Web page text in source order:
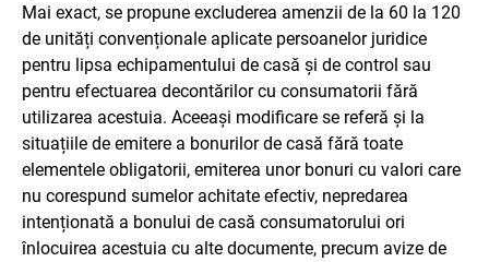
Mai exact, se propune excluderea amenzii de la 60 la 120
de unități convenționale aplicate persoanelor juridice
pentru lipsa echipamentului de casă și de control sau
pentru efectuarea decontărilor cu consumatorii fără
utilizarea acestuia. Aceeași modificare se referă și la
situațiile de emitere a bonurilor de casă fără toate
elementele obligatorii, emiterea unor bonuri cu valori care
nu corespund sumelor achitate efectiv, nepredarea
intenționată a bonului de casă consumatorului ori
înlocuirea acestuia cu alte documente, precum avize de